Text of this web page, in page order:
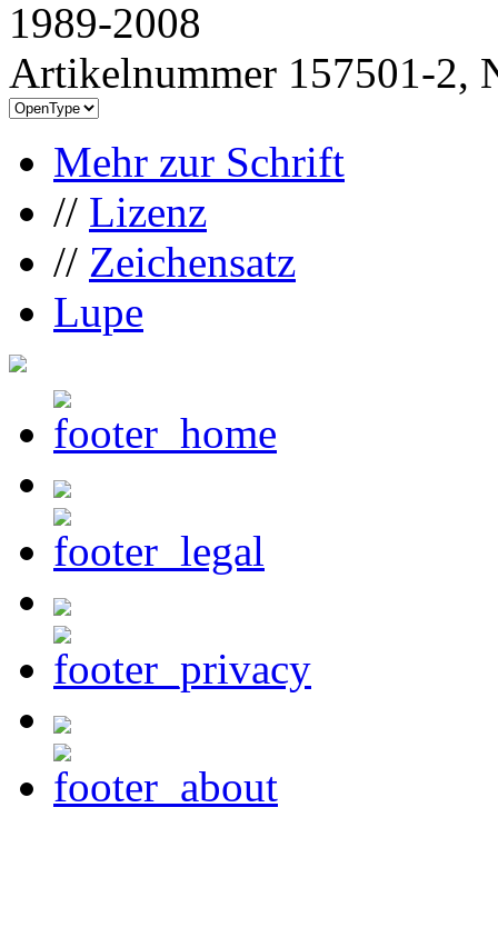
1989-2008
Artikelnummer 157501-2,
Mehr zur Schrift
// Lizenz
// Zeichensatz
Lupe